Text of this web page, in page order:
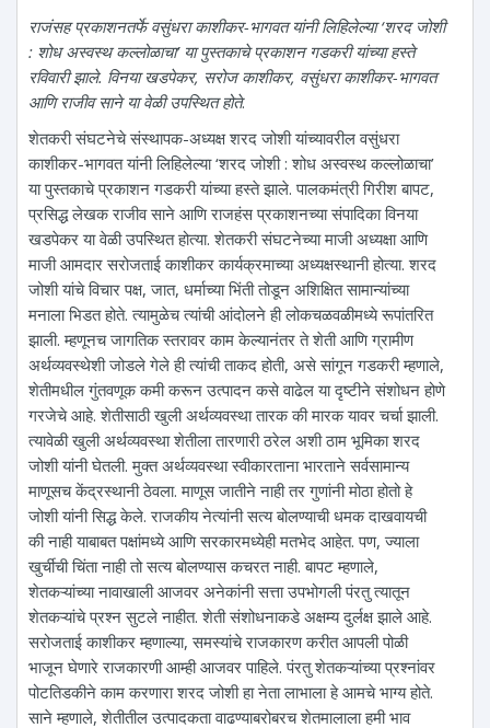
राजंसह प्रकाशनतर्फे वसुंधरा काशीकर-भागवत यांनी लिहिलेल्या ‘शरद जोशी
: शोध अस्वस्थ कल्लोळाचा’ या पुस्तकाचे प्रकाशन गडकरी यांच्या हस्ते
रविवारी झाले. विनया खडपेकर, सरोज काशीकर, वसुंधरा काशीकर-भागवत
आणि राजीव साने या वेळी उपस्थित होते.
शेतकरी संघटनेचे संस्थापक-अध्यक्ष शरद जोशी यांच्यावरील वसुंधरा
काशीकर-भागवत यांनी लिहिलेल्या ‘शरद जोशी : शोध अस्वस्थ कल्लोळाचा’
या पुस्तकाचे प्रकाशन गडकरी यांच्या हस्ते झाले. पालकमंत्री गिरीश बापट,
प्रसिद्ध लेखक राजीव साने आणि राजहंस प्रकाशनच्या संपादिका विनया
खडपेकर या वेळी उपस्थित होत्या. शेतकरी संघटनेच्या माजी अध्यक्षा आणि
माजी आमदार सरोजताई काशीकर कार्यक्रमाच्या अध्यक्षस्थानी होत्या. शरद
जोशी यांचे विचार पक्ष, जात, धर्माच्या भिंती तोडून अशिक्षित सामान्यांच्या
मनाला भिडत होते. त्यामुळेच त्यांची आंदोलने ही लोकचळवळीमध्ये रूपांतरित
झाली. म्हणूनच जागतिक स्तरावर काम केल्यानंतर ते शेती आणि ग्रामीण
अर्थव्यवस्थेशी जोडले गेले ही त्यांची ताकद होती, असे सांगून गडकरी म्हणाले,
शेतीमधील गुंतवणूक कमी करून उत्पादन कसे वाढेल या दृष्टीने संशोधन होणे
गरजेचे आहे. शेतीसाठी खुली अर्थव्यवस्था तारक की मारक यावर चर्चा झाली.
त्यावेळी खुली अर्थव्यवस्था शेतीला तारणारी ठरेल अशी ठाम भूमिका शरद
जोशी यांनी घेतली. मुक्त अर्थव्यवस्था स्वीकारताना भारताने सर्वसामान्य
माणूसच केंद्रस्थानी ठेवला. माणूस जातीने नाही तर गुणांनी मोठा होतो हे
जोशी यांनी सिद्ध केले. राजकीय नेत्यांनी सत्य बोलण्याची धमक दाखवायची
की नाही याबाबत पक्षांमध्ये आणि सरकारमध्येही मतभेद आहेत. पण, ज्याला
खुर्चीची चिंता नाही तो सत्य बोलण्यास कचरत नाही. बापट म्हणाले,
शेतकऱ्यांच्या नावाखाली आजवर अनेकांनी सत्ता उपभोगली पंरतु त्यातून
शेतकऱ्यांचे प्रश्न सुटले नाहीत. शेती संशोधनाकडे अक्षम्य दुर्लक्ष झाले आहे.
सरोजताई काशीकर म्हणाल्या, समस्यांचे राजकारण करीत आपली पोळी
भाजून घेणारे राजकारणी आम्ही आजवर पाहिले. पंरतु शेतकऱ्यांच्या प्रश्नांवर
पोटतिडकीने काम करणारा शरद जोशी हा नेता लाभाला हे आमचे भाग्य होते.
साने म्हणाले, शेतीतील उत्पादकता वाढण्याबरोबरच शेतमालाला हमी भाव